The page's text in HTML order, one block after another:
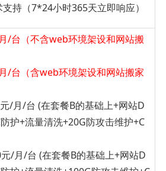
持（7*24小时365天立即响应）
/台（不含web环境架设和网站搬
/台（含web环境架设和网站搬家
/月/台 (在套餐B的基础上+网站D
护+流量清洗+20G防攻击维护+C
/月/台 (在套餐B的基础上+网站D